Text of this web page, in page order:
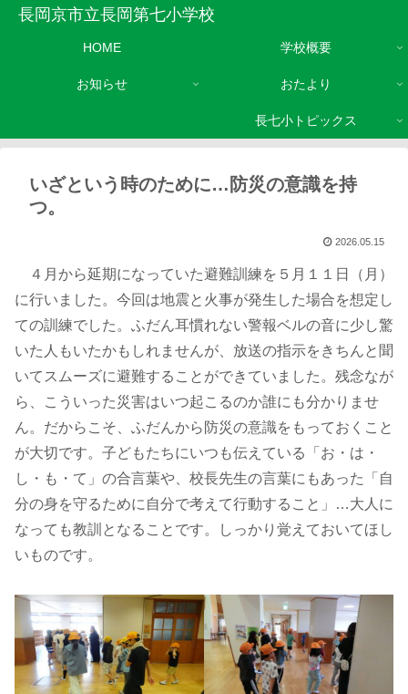
長岡京市立長岡第七小学校
HOME 学校概要
お知らせ おたより
長七小トピックス
いざという時のために…防災の意識を持
つ。
2026.05.15
４月から延期になっていた避難訓練を５月１１日（月）
に行いました。今回は地震と火事が発生した場合を想定し
ての訓練でした。ふだん耳慣れない警報ベルの音に少し驚
いた人もいたかもしれませんが、放送の指示をきちんと聞
いてスムーズに避難することができていました。残念なが
ら、こういった災害はいつ起こるのか誰にも分かりませ
ん。だからこそ、ふだんから防災の意識をもっておくこと
が大切です。子どもたちにいつも伝えている「お・は・
し・も・て」の合言葉や、校長先生の言葉にもあった「自
分の身を守るために自分で考えて行動すること」…大人に
なっても教訓となることです。しっかり覚えておいてほし
いものです。